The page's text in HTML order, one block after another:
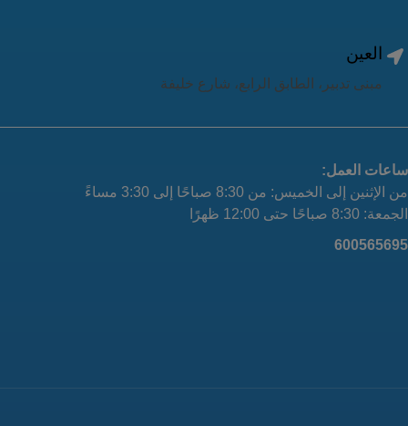
العين
مبنى تدبير، الطابق الرابع، شارع خليفة
ساعات العمل:
من الإثنين إلى الخميس: من 8:30 صباحًا إلى 3:30 مساءً
الجمعة: 8:30 صباحًا حتى 12:00 ظهرًا
600565695